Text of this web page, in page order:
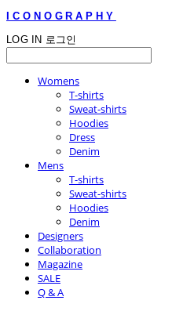
ICONOGRAPHY
LOG IN 로그인
Womens
T-shirts
Sweat-shirts
Hoodies
Dress
Denim
Mens
T-shirts
Sweat-shirts
Hoodies
Denim
Designers
Collaboration
Magazine
SALE
Q & A